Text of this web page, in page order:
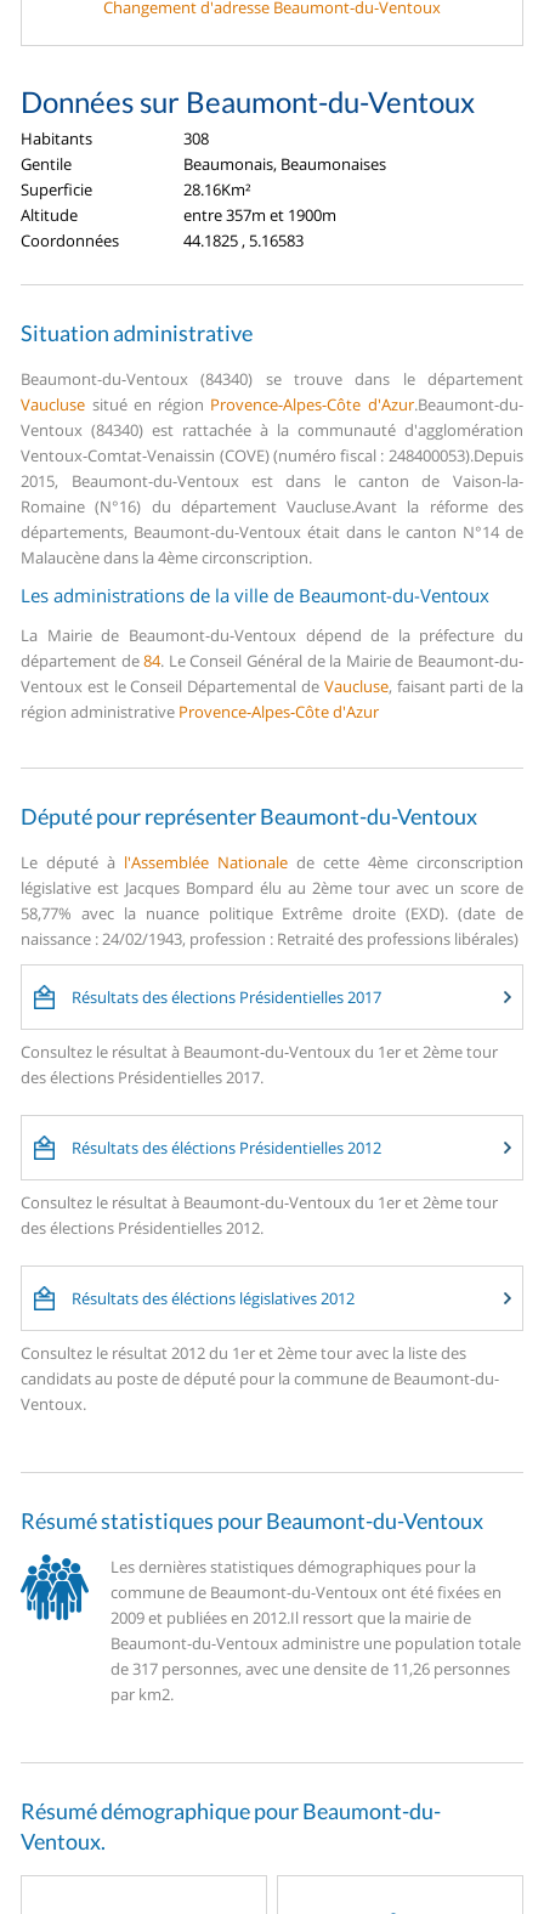
Changement d'adresse Beaumont-du-Ventoux
Données sur Beaumont-du-Ventoux
Habitants
308
Gentile
Beaumonais, Beaumonaises
Superficie
28.16Km²
Altitude
entre 357m et 1900m
Coordonnées
44.1825 , 5.16583
Situation administrative
Beaumont-du-Ventoux (84340) se trouve dans le département
Vaucluse situé en région Provence-Alpes-Côte d'Azur.Beaumont-du-
Ventoux (84340) est rattachée à la communauté d'agglomération
Ventoux-Comtat-Venaissin (COVE) (numéro fiscal : 248400053).Depuis
2015, Beaumont-du-Ventoux est dans le canton de Vaison-la-
Romaine (N°16) du département Vaucluse.Avant la réforme des
départements, Beaumont-du-Ventoux était dans le canton N°14 de
Malaucène dans la 4ème circonscription.
Les administrations de la ville de Beaumont-du-Ventoux
La Mairie de Beaumont-du-Ventoux dépend de la préfecture du
département de84. Le Conseil Général de la Mairie de Beaumont-du-
Ventoux est le Conseil Départemental de Vaucluse, faisant parti de la
région administrative Provence-Alpes-Côte d'Azur
Député pour représenter Beaumont-du-Ventoux
Le député à l'Assemblée Nationale de cette 4ème circonscription
législative est Jacques Bompard élu au 2ème tour avec un score de
58,77% avec la nuance politique Extrême droite (EXD). (date de
naissance : 24/02/1943, profession : Retraité des professions libérales)
Résultats des élections Présidentielles 2017
Consultez le résultat à Beaumont-du-Ventoux du 1er et 2ème tour
des élections Présidentielles 2017.
Résultats des éléctions Présidentielles 2012
Consultez le résultat à Beaumont-du-Ventoux du 1er et 2ème tour
des élections Présidentielles 2012.
Résultats des éléctions législatives 2012
Consultez le résultat 2012 du 1er et 2ème tour avec la liste des
candidats au poste de député pour la commune de Beaumont-du-
Ventoux.
Résumé statistiques pour Beaumont-du-Ventoux
Les dernières statistiques démographiques pour la
commune de Beaumont-du-Ventoux ont été fixées en
2009 et publiées en 2012.Il ressort que la mairie de
Beaumont-du-Ventoux administre une population totale
de 317 personnes, avec une densite de 11,26 personnes
par km2.
Résumé démographique pour Beaumont-du-
Ventoux.